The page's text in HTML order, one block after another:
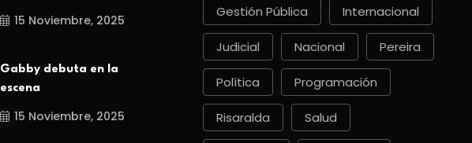
15 Noviembre, 2025
Gabby debuta en la
escena
15 Noviembre, 2025
Gestión Pública Internacional
Judicial Nacional Pereira
Política Programación
Risaralda Salud